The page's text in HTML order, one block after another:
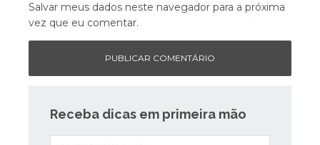
Salvar meus dados neste navegador para a próxima
vez que eu comentar.
Receba dicas em primeira mão